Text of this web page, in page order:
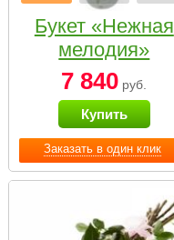
Заказать в один клик
Букет «Нежная
мелодия»
7 840 руб.
Купить